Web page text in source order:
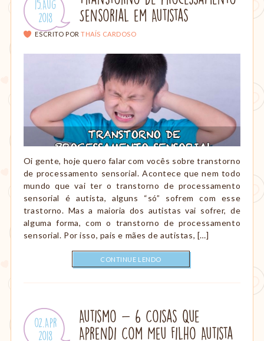
amamentação,
Montessori,
viagem
Publicado
em:
15.Aug
.
2018
Sensorial em Autistas
ESCRITO POR THAÍS CARDOSO
Oi gente, hoje quero falar com vocês sobre transtorno
de processamento sensorial. Acontece que nem todo
mundo que vai ter o transtorno de processamento
sensorial é autista, alguns “só” sofrem com esse
trastorno. Mas a maioria dos autistas vai sofrer, de
alguma forma, com o transtorno de processamento
sensorial. Por isso, pais e mães de autistas, […]
CONTINUE LENDO
Publicado
em:
02.Apr
.
2018
Autismo - 6 Coisas Que
Aprendi Com Meu Filho Autista